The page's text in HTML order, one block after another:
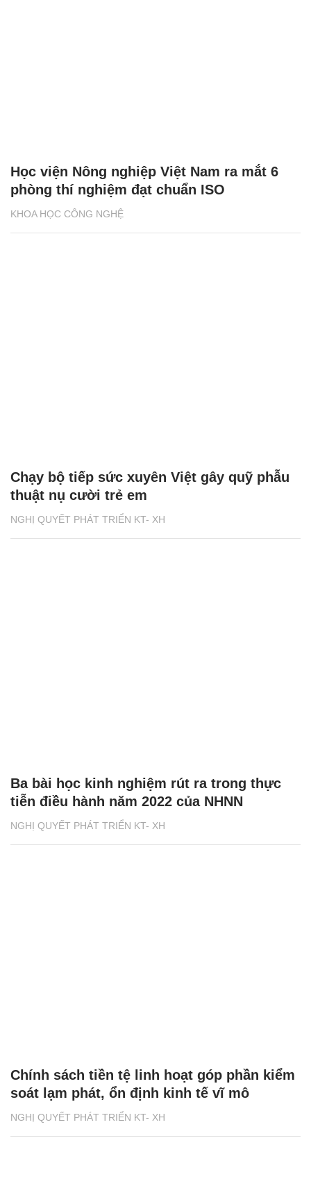
KHOA HỌC CÔNG NGHỆ
Học viện Nông nghiệp Việt Nam ra mắt 6
phòng thí nghiệm đạt chuẩn ISO
NGHỊ QUYẾT PHÁT TRIỂN KT- XH
Chạy bộ tiếp sức xuyên Việt gây quỹ phẫu
thuật nụ cười trẻ em
NGHỊ QUYẾT PHÁT TRIỂN KT- XH
Ba bài học kinh nghiệm rút ra trong thực
tiễn điều hành năm 2022 của NHNN
NGHỊ QUYẾT PHÁT TRIỂN KT- XH
Chính sách tiền tệ linh hoạt góp phần kiểm
soát lạm phát, ổn định kinh tế vĩ mô